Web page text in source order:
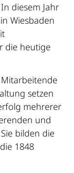
diesem Jahr
Wiesbaden
die heutige
setzen
mehrerer
und
bilden die
1848